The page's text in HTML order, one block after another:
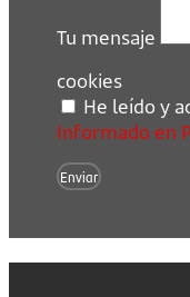
Tu mensaje
cookies
He leído y
Informado en
Enviar